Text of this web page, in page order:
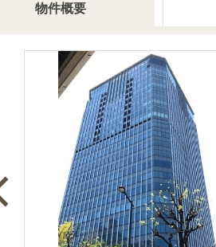
ションを探す
の本（電子ブック）
取り金額試算
の本（電子ブック）
物件概要